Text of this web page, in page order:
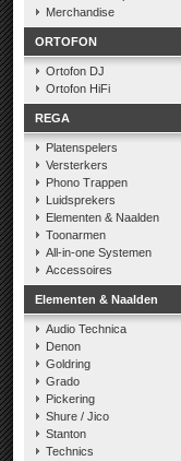
Merchandise
ORTOFON
Ortofon DJ
Ortofon HiFi
REGA
Platenspelers
Versterkers
Phono Trappen
Luidsprekers
Elementen & Naalden
Toonarmen
All-in-one Systemen
Accessoires
Elementen & Naalden
Audio Technica
Denon
Goldring
Grado
Pickering
Shure / Jico
Stanton
Technics